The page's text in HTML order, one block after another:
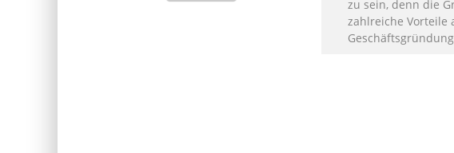
zu sein, denn die
zahlreiche Vorteile